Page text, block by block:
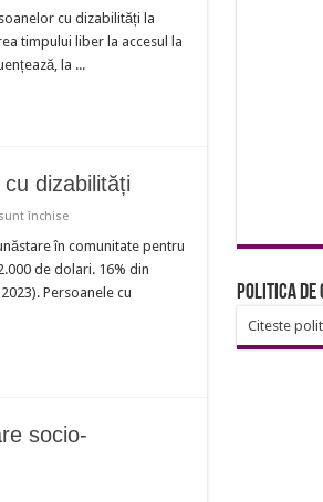
cu dizabilități la
timpului liber la accesul la
la ...
dizabilități
închisepentru
bunăstare
comunitate
pentru
persoanele
în comunitate pentru
de dolari. 16% din
Persoanele cu
socio-
Politica
Citeste